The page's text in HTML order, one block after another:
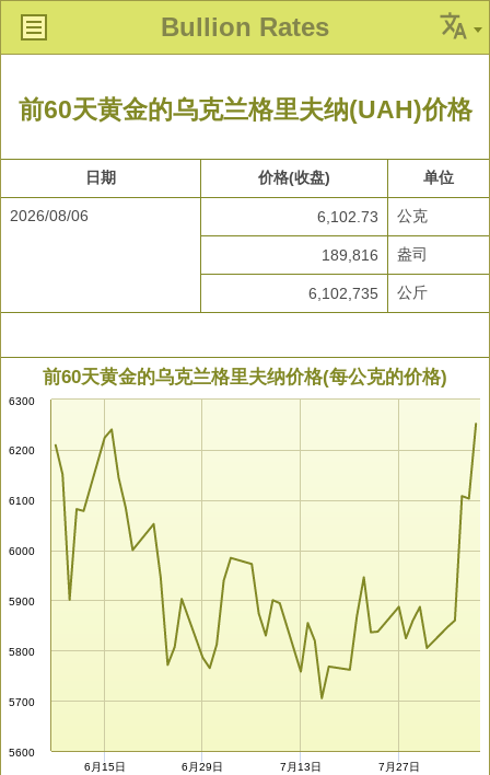
Bullion Rates
前60天黄金的乌克兰格里夫纳(UAH)价格
日期 价格(收盘) 单位
2026/08/06 6,102.73 公克
189,816 盎司
6,102,735 公斤
前60天黄金的乌克兰格里夫纳价格(每公克的价格)
5600
5700
5800
5900
6000
6100
6200
6300
6月15日 6月29日 7月13日 7月27日